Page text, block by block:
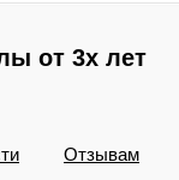
от 3х лет
Отзывам